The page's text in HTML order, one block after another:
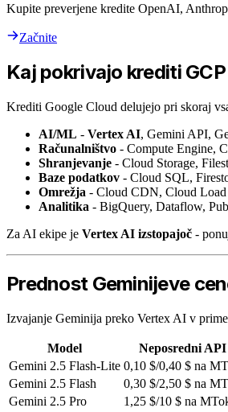
Kupite preverjene kredite OpenAI,
Začnite
Kaj pokrivajo krediti GCP
Krediti Google Cloud delujejo pri skoraj
AI/ML - Vertex AI, Gemini API,
Računalništvo - Compute Engine,
Shranjevanje - Cloud Storage,
Baze podatkov - Cloud SQL,
Omrežja - Cloud CDN, Cloud
Analitika - BigQuery, Dataflow,
Za AI ekipe je Vertex AI izstopajoč -
Prednost Geminijeve
Izvajanje Geminija preko Vertex AI v
Model Neposredni API
Gemini 2.5 Flash-Lite 0,10 $/0,40 $ na
Gemini 2.5 Flash
0,30 $/2,50 $ na
Gemini 2.5 Pro
1,25 $/10 $ na